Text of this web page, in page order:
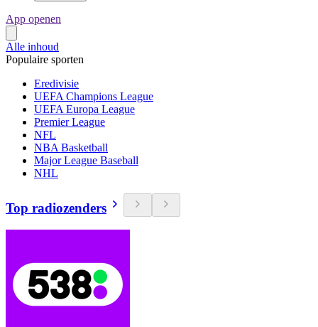
App openen
Alle inhoud
Populaire sporten
Eredivisie
UEFA Champions League
UEFA Europa League
Premier League
NFL
NBA Basketball
Major League Baseball
NHL
Top radiozenders